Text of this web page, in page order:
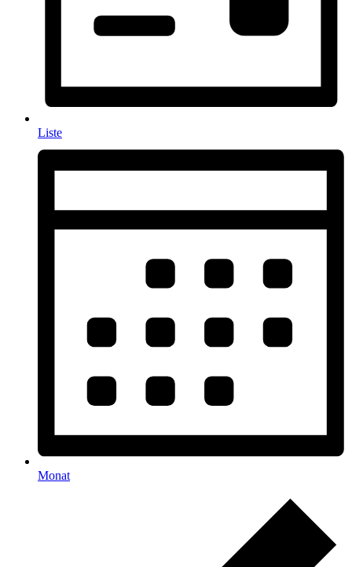
Liste
Monat